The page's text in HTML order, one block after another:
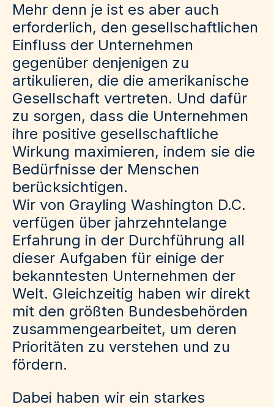
Mehr denn je ist es aber auch
erforderlich, den gesellschaftlichen
Einfluss der Unternehmen
gegenüber denjenigen zu
artikulieren, die die amerikanische
Gesellschaft vertreten. Und dafür
zu sorgen, dass die Unternehmen
ihre positive gesellschaftliche
Wirkung maximieren, indem sie die
Bedürfnisse der Menschen
berücksichtigen.
Wir von Grayling Washington D.C.
verfügen über jahrzehntelange
Erfahrung in der Durchführung all
dieser Aufgaben für einige der
bekanntesten Unternehmen der
Welt. Gleichzeitig haben wir direkt
mit den größten Bundesbehörden
zusammengearbeitet, um deren
Prioritäten zu verstehen und zu
fördern.
Dabei haben wir ein starkes